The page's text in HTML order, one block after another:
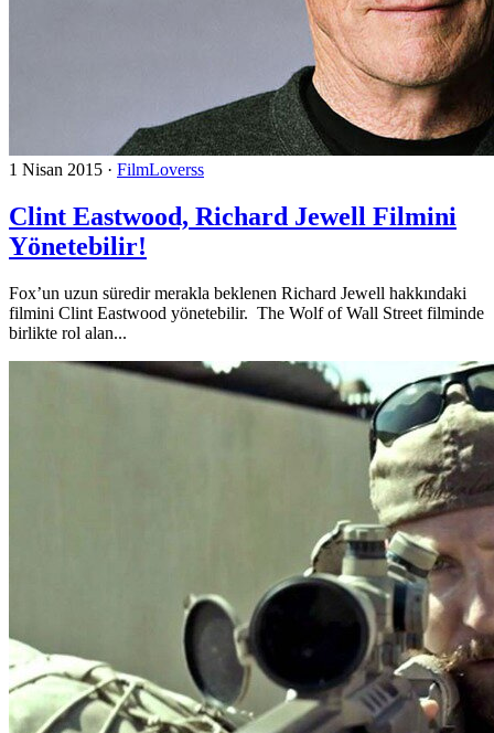
1 Nisan 2015 · FilmLoverss
Clint Eastwood, Richard Jewell Filmini
Yönetebilir!
Fox’un uzun süredir merakla beklenen Richard Jewell hakkındaki
filmini Clint Eastwood yönetebilir. The Wolf of Wall Street filminde
birlikte rol alan...